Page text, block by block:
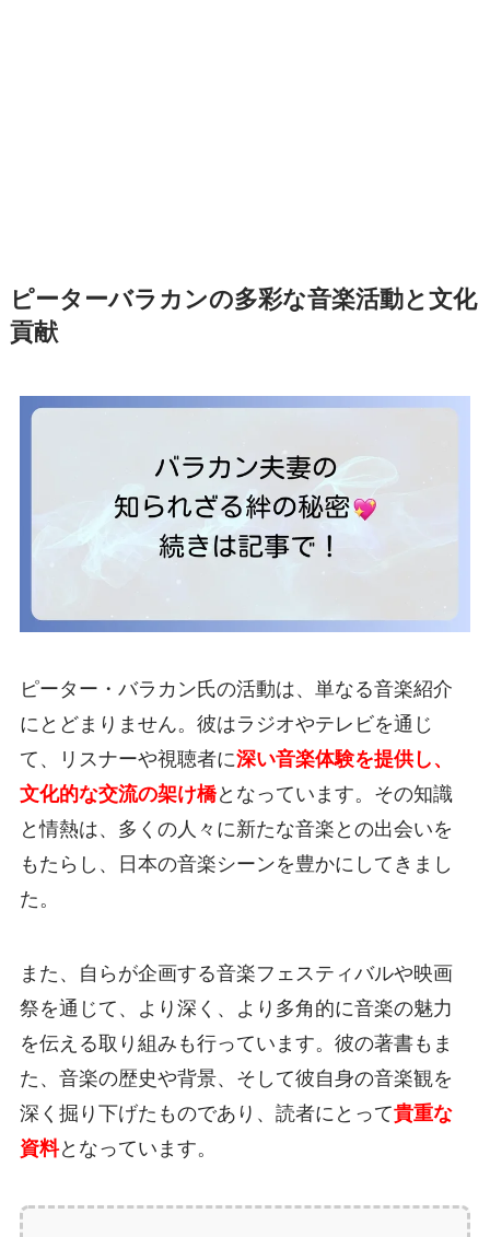
ピーターバラカンの多彩な音楽活動と文化
貢献
ピーター・バラカン氏の活動は、単なる音楽紹介
にとどまりません。彼はラジオやテレビを通じ
て、リスナーや視聴者に深い音楽体験を提供し、
文化的な交流の架け橋となっています。その知識
と情熱は、多くの人々に新たな音楽との出会いを
もたらし、日本の音楽シーンを豊かにしてきまし
た。
また、自らが企画する音楽フェスティバルや映画
祭を通じて、より深く、より多角的に音楽の魅力
を伝える取り組みも行っています。彼の著書もま
た、音楽の歴史や背景、そして彼自身の音楽観を
深く掘り下げたものであり、読者にとって貴重な
資料となっています。